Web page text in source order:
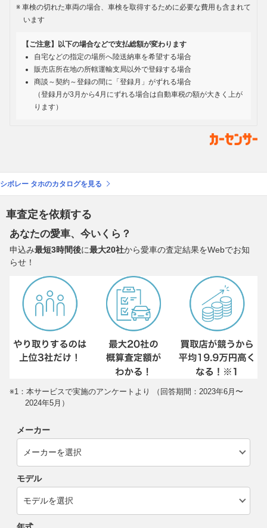
車検の切れた車両の場合、車検を取得するために必要な費用も含まれて
います
【ご注意】以下の場合などで支払総額が変わります
自宅などの指定の場所へ陸送納車を希望する場合
販売店所在地の所轄運輸支局以外で登録する場合
商談～契約～登録の間に「登録月」がずれる場合
（登録月が3月から4月にずれる場合は自動車税の額が大きく上が
ります）
シボレー タホのカタログを見る
車査定を依頼する
あなたの愛車、今いくら？
申込み最短3時間後に最大20社から愛車の査定結果をWebでお知
らせ！
※1：本サービスで実施のアンケートより （回答期間：2023年6月〜
2024年5月）
メーカー
モデル